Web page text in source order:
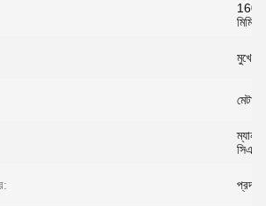
1600
মিমি
মুখের
মেটাল
সিএনসি
প্রদান